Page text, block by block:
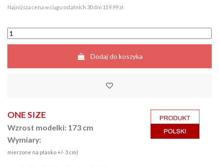
Najniższa cena w ciągu ostatnich 30 dni 159,99 zł
Dodaj do koszyka
ONE SIZE
Wzrost modelki: 173 cm
Wymiary:
mierzone na płasko +/- 3 cm)